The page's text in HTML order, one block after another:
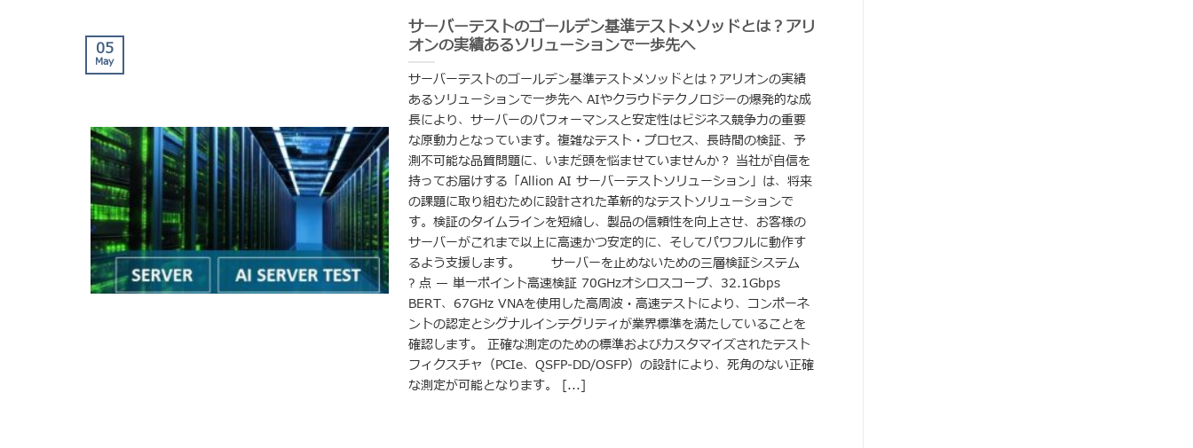
サーバーテストのゴールデン基準テストメソッドとは？アリ
オンの実績あるソリューションで一歩先へ
サーバーテストのゴールデン基準テストメソッドとは？アリオンの実績
あるソリューションで一歩先へ AIやクラウドテクノロジーの爆発的な成
長により、サーバーのパフォーマンスと安定性はビジネス競争力の重要
な原動力となっています。複雑なテスト・プロセス、長時間の検証、予
測不可能な品質問題に、いまだ頭を悩ませていませんか？ 当社が自信を
持ってお届けする「Allion AI サーバーテストソリューション」は、将来
の課題に取り組むために設計された革新的なテストソリューションで
す。検証のタイムラインを短縮し、製品の信頼性を向上させ、お客様の
サーバーがこれまで以上に高速かつ安定的に、そしてパワフルに動作す
るよう支援します。 サーバーを止めないための三層検証システム
? 点 — 単一ポイント高速検証 70GHzオシロスコープ、32.1Gbps
BERT、67GHz VNAを使用した高周波・高速テストにより、コンポーネ
ントの認定とシグナルインテグリティが業界標準を満たしていることを
確認します。 正確な測定のための標準およびカスタマイズされたテスト
フィクスチャ（PCIe、QSFP-DD/OSFP）の設計により、死角のない正確
な測定が可能となります。 [...]
05
May